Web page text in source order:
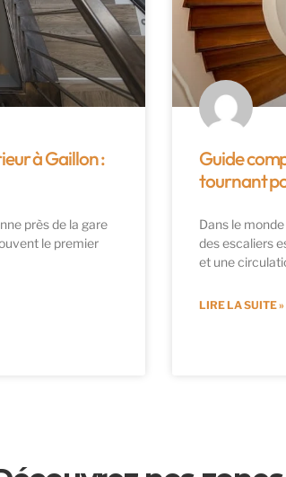
à Gaillon :
près de la gare
le premier
Guide
tournant
Dans le
des escaliers
et une
LIRE LA SUITE »